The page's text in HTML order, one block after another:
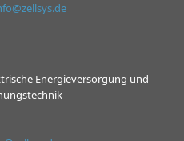
Energieversorgung und